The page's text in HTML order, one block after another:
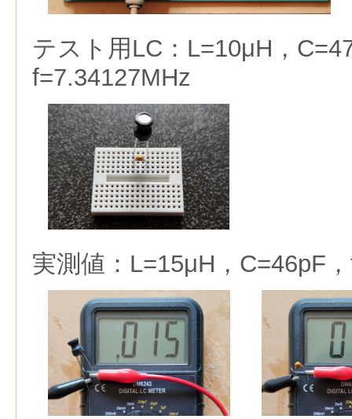
テスト用LC：L=10μH，
f=7.34127MHz
実測値：L=15μH，C=46pF